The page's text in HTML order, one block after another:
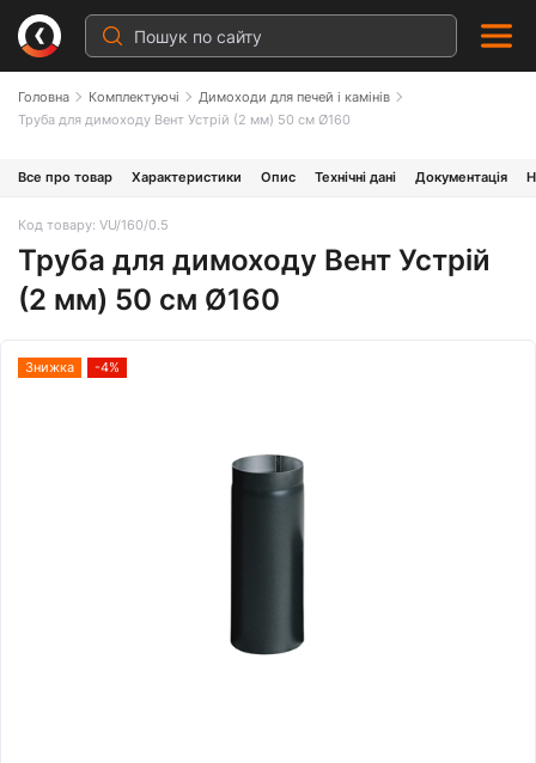
Головна Комплектуючі
Димоходи для печей і камінів
Труба для димоходу Вент Устрій (2 мм) 50 см Ø160
Все про товар Характеристики Опис Технічні дані Документація
Код товару: VU/160/0.5
Труба для димоходу Вент Устрій
(2 мм) 50 см Ø160
Знижка -4%